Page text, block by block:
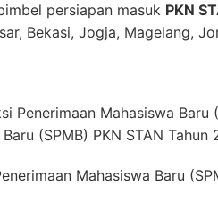
persiapan masuk PKN
Bekasi, Jogja, Magelang,
Penerimaan Mahasiswa Baru
(SPMB) PKN STAN Tahun
Mahasiswa Baru